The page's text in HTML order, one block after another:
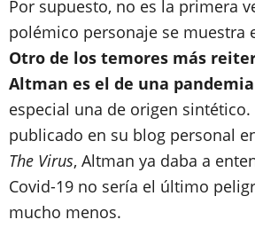
Por supuesto, no es la primera
polémico personaje se muestra
Otro de los temores más
Altman es el de una
especial una de origen
publicado en su blog personal
The Virus, Altman ya daba a
Covid-19 no sería el último
mucho menos.